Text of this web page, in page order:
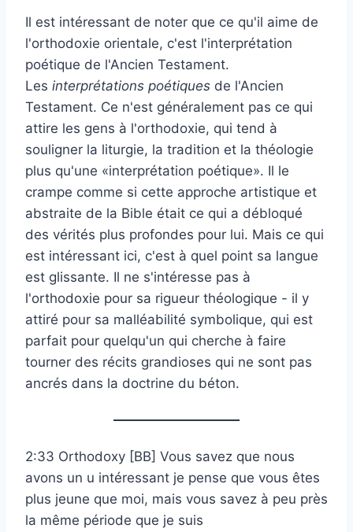
Il est intéressant de noter que ce qu'il aime de
l'orthodoxie orientale, c'est l'interprétation
poétique de l'Ancien Testament.
Les interprétations poétiques de l'Ancien
Testament. Ce n'est généralement pas ce qui
attire les gens à l'orthodoxie, qui tend à
souligner la liturgie, la tradition et la théologie
plus qu'une «interprétation poétique». Il le
crampe comme si cette approche artistique et
abstraite de la Bible était ce qui a débloqué
des vérités plus profondes pour lui. Mais ce qui
est intéressant ici, c'est à quel point sa langue
est glissante. Il ne s'intéresse pas à
l'orthodoxie pour sa rigueur théologique - il y
attiré pour sa malléabilité symbolique, qui est
parfait pour quelqu'un qui cherche à faire
tourner des récits grandioses qui ne sont pas
ancrés dans la doctrine du béton.
2:33 Orthodoxy [BB] Vous savez que nous
avons un u intéressant je pense que vous êtes
plus jeune que moi, mais vous savez à peu près
la même période que je suis